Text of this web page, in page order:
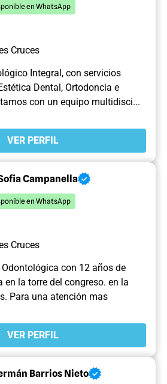
en WhatsApp
Cruces
Integral, con servicios
Dental, Ortodoncia e
con un equipo multidisci...
VER PERFIL
Campanella
en WhatsApp
Cruces
con 12 años de
en la torre del congreso. en la
Para una atención mas
VER PERFIL
Barrios Nieto